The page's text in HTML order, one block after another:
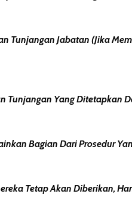
Tunjangan Jabatan (jika
Tunjangan Yang Ditetapkan
Bagian Dari Prosedur
Tetap Akan Diberikan,